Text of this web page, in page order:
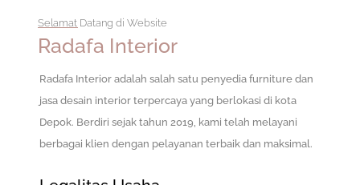
Selamat Datang di Website
Radafa Interior
Radafa Interior adalah salah satu penyedia furniture dan
jasa desain interior terpercaya yang berlokasi di kota
Depok. Berdiri sejak tahun 2019, kami telah melayani
berbagai klien dengan pelayanan terbaik dan maksimal.